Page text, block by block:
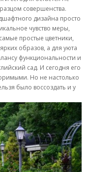
совершенства.
дизайна просто
чувство меры,
простые цветники,
образов, а для уюта
функциональности и
сад. И сегодня его
Но не настолько
было воссоздать и у